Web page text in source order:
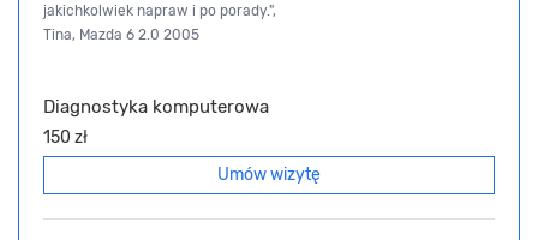
jakichkolwiek napraw i po porady.",
Tina, Mazda 6 2.0 2005
Diagnostyka komputerowa
150 zł
Umów wizytę